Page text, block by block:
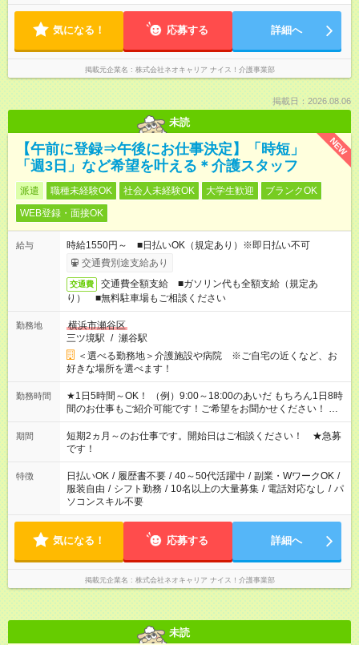
気になる！ 応募する 詳細へ
掲載元企業名 株式会社ネオキャリア ナイス！介護事業部
掲載日：2026.08.06
未読
NEW
【午前に登録⇒午後にお仕事決定】「時短」
「週3日」など希望を叶える＊介護スタッフ
派遣 職種未経験OK 社会人未経験OK 大学生歓迎
ブランクOK
WEB登録・面接OK
給与
時給1550円～ ■日払いOK（規定あり）※即日払い不可
交通費別途支給あり
交通費
交通費全額支給 ■ガソリン代も全額支給（規定あ
り） ■無料駐車場もご相談ください
勤務地
横浜市瀬谷区
三ツ境駅 / 瀬谷駅
＜選べる勤務地＞介護施設や病院 ※ご自宅の近くなど、お
好きな場所を選べます！
勤務時間
★1日5時間～OK！ （例）9:00～18:00のあいだ もちろん1日8時
間のお仕事もご紹介可能です！ご希望をお聞かせください！ ※
週最低15時間以上の勤務が必要です
期間
短期2ヵ月～のお仕事です。開始日はご相談ください！ ★急募
です！
特徴 日払いOK / 履歴書不要 / 40～50代活躍中 / 副業・WワークOK /
服装自由 / シフト勤務 / 10名以上の大量募集 / 電話対応なし / パ
ソコンスキル不要
気になる！ 応募する 詳細へ
掲載元企業名 株式会社ネオキャリア ナイス！介護事業部
未読